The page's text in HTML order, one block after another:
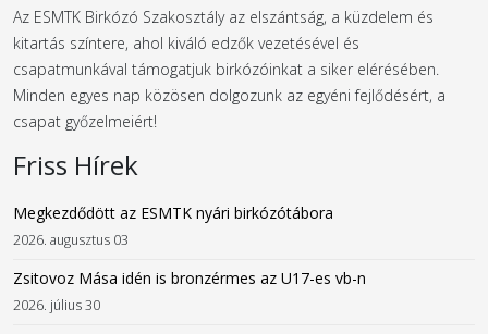
Az ESMTK Birkózó Szakosztály az elszántság, a küzdelem és
kitartás színtere, ahol kiváló edzők vezetésével és
csapatmunkával támogatjuk birkózóinkat a siker elérésében.
Minden egyes nap közösen dolgozunk az egyéni fejlődésért, a
csapat győzelmeiért!
Friss Hírek
Megkezdődött az ESMTK nyári birkózótábora
2026. augusztus 03
Zsitovoz Mása idén is bronzérmes az U17-es vb-n
2026. július 30